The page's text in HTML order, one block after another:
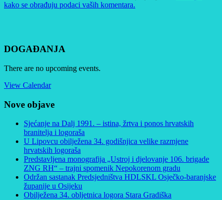
kako se obrađuju podaci vaših komentara.
DOGAĐANJA
There are no upcoming events.
View Calendar
Nove objave
Sjećanje na Dalj 1991. – istina, žrtva i ponos hrvatskih
branitelja i logoraša
U Lipovcu obilježena 34. godišnjica velike razmjene
hrvatskih logoraša
Predstavljena monografija „Ustroj i djelovanje 106. brigade
ZNG RH“ – trajni spomenik Nepokorenom gradu
Održan sastanak Predsjedništva HDLSKL Osječko-baranjske
županije u Osijeku
Obilježena 34. obljetnica logora Stara Gradiška